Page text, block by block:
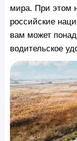
мира. При этом
российские
вам может
водительское